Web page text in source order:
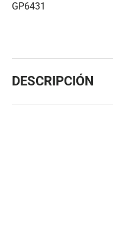
GP6431
DESCRIPCIÓN